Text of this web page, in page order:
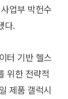
업부 박헌수
다.
터 기반 헬스
위한 전략적
제품 갤럭시